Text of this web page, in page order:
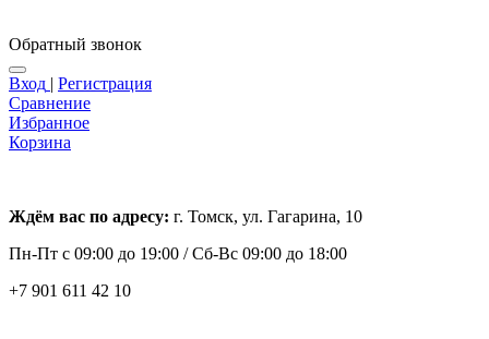
Обратный звонок
Вход | Регистрация
Сравнение
Избранное
Корзина
Ждём вас по адресу: г. Томск, ул. Гагарина, 10
Пн-Пт с 09:00 до 19:00 /Сб-Вс 09:00 до 18:00
+7 901 611 42 10